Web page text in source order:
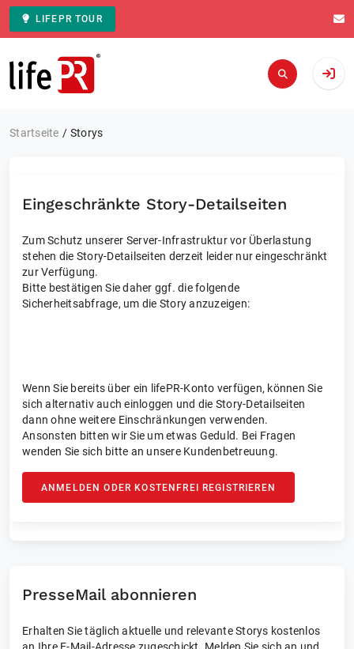
LIFEPR TOUR
Zur Startseite
Startseite Storys
Eingeschränkte Story-Detailseiten
Zum Schutz unserer Server-Infrastruktur vor Überlastung
stehen die Story-Detailseiten derzeit leider nur eingeschränkt
zur Verfügung.
Bitte bestätigen Sie daher ggf. die folgende
Sicherheitsabfrage, um die Story anzuzeigen:
Wenn Sie bereits über ein lifePR-Konto verfügen, können Sie
sich alternativ auch einloggen und die Story-Detailseiten
dann ohne weitere Einschränkungen verwenden.
Ansonsten bitten wir Sie um etwas Geduld. Bei Fragen
wenden Sie sich bitte an unsere Kundenbetreuung.
ANMELDEN ODER KOSTENFREI REGISTRIEREN
PresseMail abonnieren
Erhalten Sie täglich aktuelle und relevante Storys kostenlos